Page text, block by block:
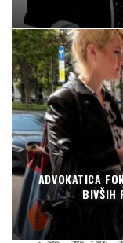
ADVOKATICA
BIVŠIH